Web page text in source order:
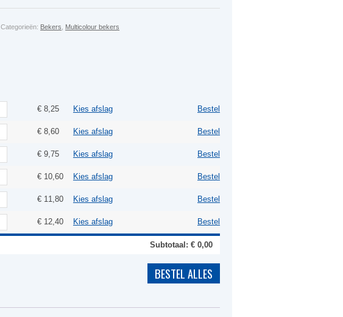
Categorieën: Bekers Multicolour bekers
€ 8,25 Kies afslag Bestel
€ 8,60 Kies afslag Bestel
€ 9,75 Kies afslag Bestel
€ 10,60 Kies afslag Bestel
€ 11,80 Kies afslag Bestel
€ 12,40 Kies afslag Bestel
Subtotaal: € 0,00